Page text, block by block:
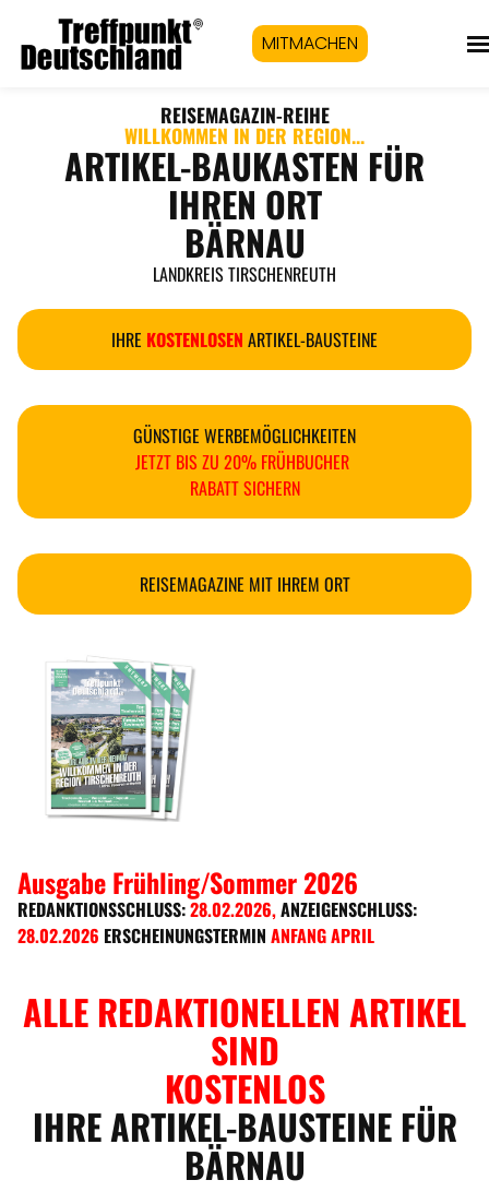
MITMACHEN
REISEMAGAZIN-REIHE
WILLKOMMEN IN DER REGION...
ARTIKEL-BAUKASTEN FÜR
IHREN ORT
BÄRNAU
LANDKREIS TIRSCHENREUTH
IHRE KOSTENLOSEN ARTIKEL-BAUSTEINE
GÜNSTIGE WERBEMÖGLICHKEITEN
JETZT BIS ZU 20% FRÜHBUCHER
RABATT SICHERN
REISEMAGAZINE MIT IHREM ORT
Ausgabe Frühling/Sommer 2026
REDANKTIONSSCHLUSS:28.02.2026,ANZEIGENSCHLUSS:
28.02.2026 ERSCHEINUNGSTERMIN ANFANG APRIL
ALLE REDAKTIONELLEN ARTIKEL
SIND
KOSTENLOS
IHRE ARTIKEL-BAUSTEINE FÜR
BÄRNAU